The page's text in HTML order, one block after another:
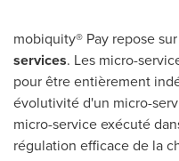
mobiquity® Pay repose
services. Les micro-
pour être entièrement
évolutivité d'un micro-
micro-service exécuté
régulation efficace de la